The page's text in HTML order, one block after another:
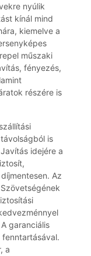
nyúlik
kínál mind
kiemelve a
műszaki
fényezés,
részére is
is
idejére a
Az
garanciális
a